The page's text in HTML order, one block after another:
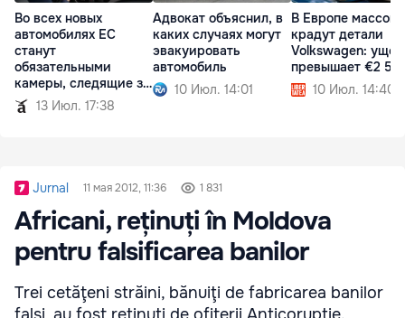
Во всех новых
автомобилях ЕС
станут
обязательными
камеры, следящие за
водителем
13 Июл. 17:38
Адвокат объяснил, в
каких случаях могут
эвакуировать
автомобиль
10 Июл. 14:01
В Европе массово
крадут детали
Volkswagen:
превышает €2
10 Июл. 14:40
Jurnal 11 мая 2012, 11:36 1 831
Africani, reținuți în Moldova
pentru falsificarea banilor
Trei cetăţeni străini, bănuiţi de fabricarea banilor